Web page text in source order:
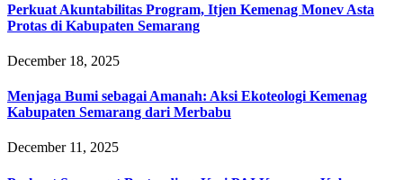
Perkuat Akuntabilitas Program, Itjen Kemenag Monev Asta
Protas di Kabupaten Semarang
December 18, 2025
Menjaga Bumi sebagai Amanah: Aksi Ekoteologi Kemenag
Kabupaten Semarang dari Merbabu
December 11, 2025